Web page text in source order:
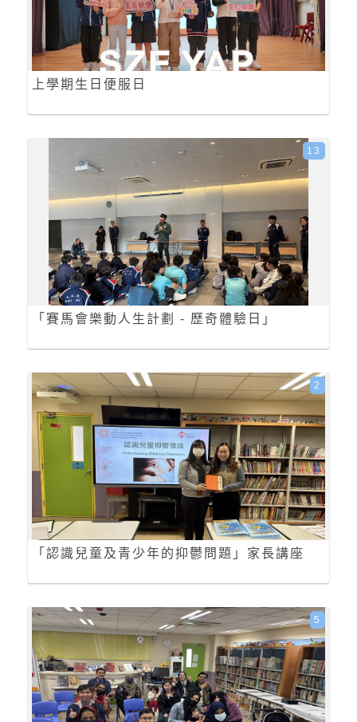
上學期生日便服日
「賽馬會樂動人生計劃 - 歷奇體驗日」
13
「認識兒童及青少年的抑鬱問題」家長講座
2
5